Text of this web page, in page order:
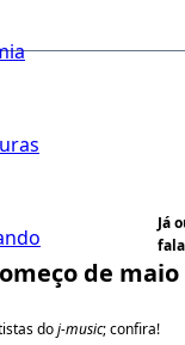
Já
de maio
doj-music; confira!